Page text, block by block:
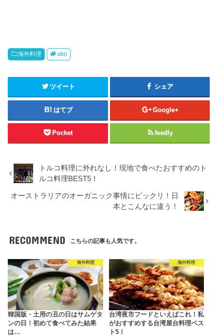
海外料理 ako
ツイート シェア
はてブ Google+
Pocket feedly
トルコ料理に外れなし！現地で食べたおすすめのト
ルコ料理BEST5！
オーストラリアのオーガニック事情にビックリ！日
本とこんなに違う！
RECOMMEND こちらの記事も人気です。
海外料理
韓国版・土用の丑の日はサムゲタ
ンの日！初めて食べてみた結果
は…
海外料理
台湾夜市フードといえばこれ！私
がおすすめする台湾屋台料理ベス
ト5！